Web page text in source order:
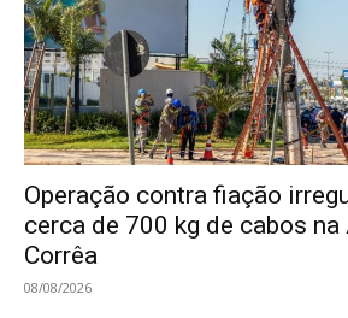
Operação contra fiação
cerca de 700 kg de cabos na
Corrêa
08/08/2026